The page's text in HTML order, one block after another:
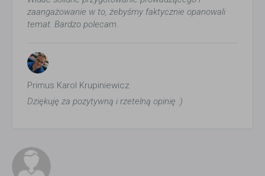
zaangażowanie w to, żebyśmy faktycznie opanowali
temat. Bardzo polecam.
Primus Karol Krupiniewicz
Dziękuję za pozytywną i rzetelną opinię :)